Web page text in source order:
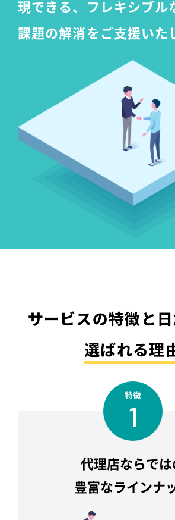
現できる、 フレキシブル
課題の解消をご支援いた
サービスの特徴と
選ばれる理
代理店ならでは
豊富なラインナ